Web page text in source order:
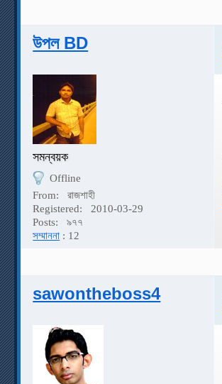
উপল BD
সমন্বয়ক
Offline
From:
রাজশাহী
Registered:
2010-03-29
Posts:
৯৭৭
সম্মাননা : 12
sawontheboss4